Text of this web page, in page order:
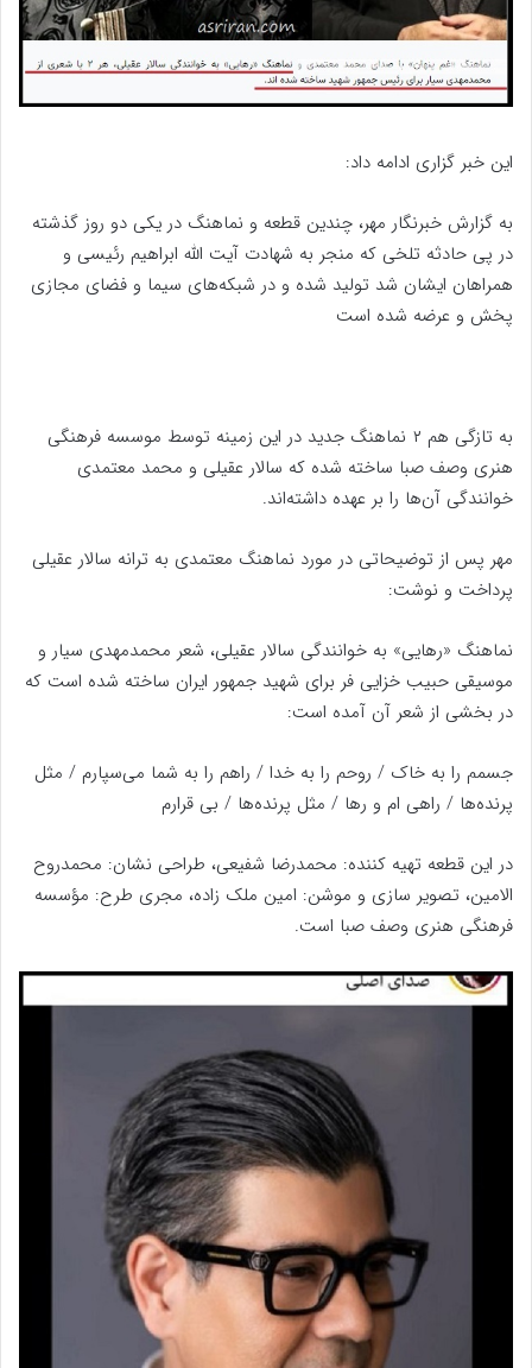
این خبر گزاری ادامه داد:
به گزارش خبرنگار مهر، چندین قطعه و نماهنگ در یکی دو روز گذشته
در پی حادثه تلخی که منجر به شهادت آیت الله ابراهیم رئیسی و
همراهان ایشان شد تولید شده و در شبکه‌های سیما و فضای مجازی
پخش و عرضه شده است
به تازگی هم ۲ نماهنگ جدید در این زمینه توسط موسسه فرهنگی
هنری وصف صبا ساخته شده که سالار عقیلی و محمد معتمدی
خوانندگی آن‌ها را بر عهده داشته‌اند.
مهر پس از توضیحاتی در مورد نماهنگ معتمدی به ترانه سالار عقیلی
پرداخت و نوشت:
نماهنگ «رهایی» به خوانندگی سالار عقیلی، شعر محمدمهدی سیار و
موسیقی حبیب خزایی فر برای شهید جمهور ایران ساخته شده است که
در بخشی از شعر آن آمده است:
جسمم را به خاک / روحم را به خدا / راهم را به شما می‌سپارم / مثل
پرنده‌ها / راهی ام و رها / مثل پرنده‌ها / بی قرارم
در این قطعه تهیه کننده: محمدرضا شفیعی، طراحی نشان: محمدروح
الامین، تصویر سازی و موشن: امین ملک زاده، مجری طرح: مؤسسه
فرهنگی هنری وصف صبا است.